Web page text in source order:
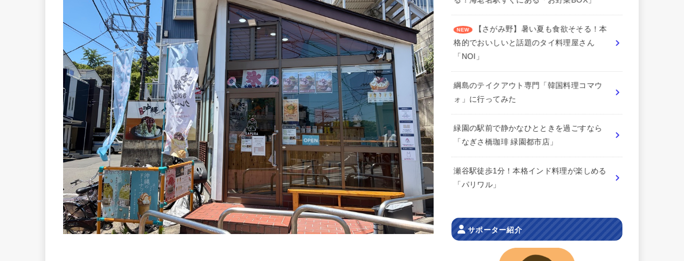
【さがみ野】暑い夏も食欲そそる！本
格的でおいしいと話題のタイ料理屋さん
「NOI」
綱島のテイクアウト専門「韓国料理コマウ
ォ」に行ってみた
緑園の駅前で静かなひとときを過ごすなら
「なぎさ橋珈琲 緑園都市店」
瀬谷駅徒歩1分！本格インド料理が楽しめる
「パリワル」
サポーター紹介